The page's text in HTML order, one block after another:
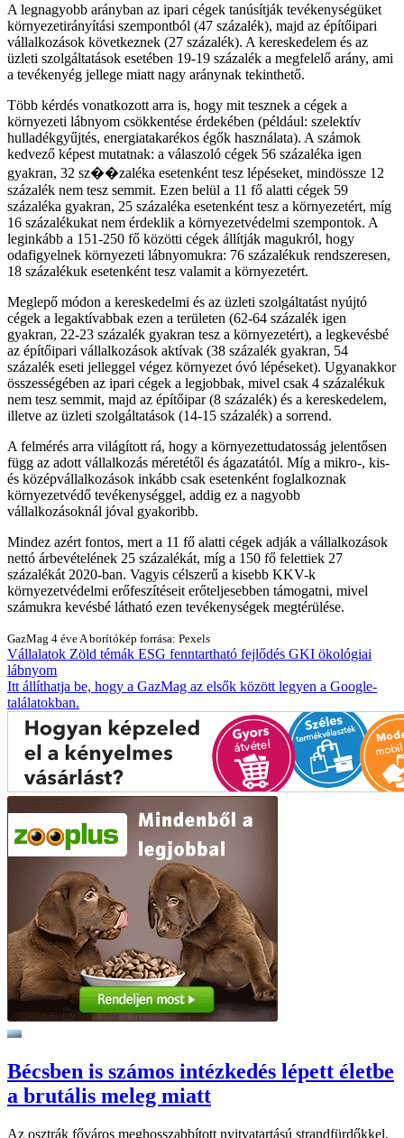
A legnagyobb arányban az ipari cégek tanúsítják tevékenységüket
környezetirányítási szempontból (47 százalék), majd az építőipari
vállalkozások következnek (27 százalék). A kereskedelem és az
üzleti szolgáltatások esetében 19-19 százalék a megfelelő arány, ami
a tevékenyég jellege miatt nagy aránynak tekinthető.
Több kérdés vonatkozott arra is, hogy mit tesznek a cégek a
környezeti lábnyom csökkentése érdekében (például: szelektív
hulladékgyűjtés, energiatakarékos égők használata). A számok
kedvező képest mutatnak: a válaszoló cégek 56 százaléka igen
gyakran, 32 sz��zaléka esetenként tesz lépéseket, mindössze 12
százalék nem tesz semmit. Ezen belül a 11 fő alatti cégek 59
százaléka gyakran, 25 százaléka esetenként tesz a környezetért, míg
16 százalékukat nem érdeklik a környezetvédelmi szempontok. A
leginkább a 151-250 fő közötti cégek állítják magukról, hogy
odafigyelnek környezeti lábnyomukra: 76 százalékuk rendszeresen,
18 százalékuk esetenként tesz valamit a környezetért.
Meglepő módon a kereskedelmi és az üzleti szolgáltatást nyújtó
cégek a legaktívabbak ezen a területen (62-64 százalék igen
gyakran, 22-23 százalék gyakran tesz a környezetért), a legkevésbé
az építőipari vállalkozások aktívak (38 százalék gyakran, 54
százalék eseti jelleggel végez környezet óvó lépéseket). Ugyanakkor
összességében az ipari cégek a legjobbak, mivel csak 4 százalékuk
nem tesz semmit, majd az építőipar (8 százalék) és a kereskedelem,
illetve az üzleti szolgáltatások (14-15 százalék) a sorrend.
A felmérés arra világított rá, hogy a környezettudatosság jelentősen
függ az adott vállalkozás méretétől és ágazatától. Míg a mikro-, kis-
és középvállalkozások inkább csak esetenként foglalkoznak
környezetvédő tevékenységgel, addig ez a nagyobb
vállalkozásoknál jóval gyakoribb.
Mindez azért fontos, mert a 11 fő alatti cégek adják a vállalkozások
nettó árbevételének 25 százalékát, míg a 150 fő felettiek 27
százalékát 2020-ban. Vagyis célszerű a kisebb KKV-k
környezetvédelmi erőfeszítéseit erőteljesebben támogatni, mivel
számukra kevésbé látható ezen tevékenységek megtérülése.
GazMag 4 éve A borítókép forrása: Pexels
Vállalatok Zöld témák ESG fenntartható fejlődés GKI ökológiai
lábnyom
Itt állíthatja be, hogy a GazMag az elsők között legyen a Google-
találatokban.
Bécsben is számos intézkedés lépett életbe
a brutális meleg miatt
Az osztrák főváros meghosszabbított nyitvatartású strandfürdőkkel,